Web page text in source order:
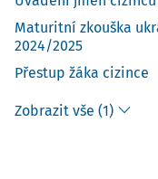
Maturitní zkouška
2024/2025
Přestup žáka cizince
Zobrazit vše (1)